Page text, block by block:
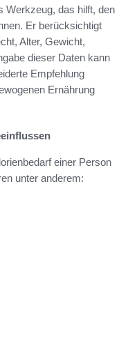
Werkzeug, das hilft, den
Er berücksichtigt
Alter, Gewicht,
dieser Daten kann
Empfehlung
Ernährung
einer Person
unter anderem: